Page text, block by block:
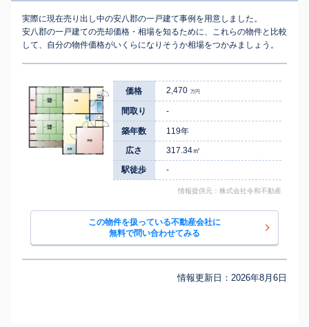
実際に現在売り出し中の安八郡の一戸建て事例を用意しました。
安八郡の一戸建ての売却価格・相場を知るために、これらの物件と比較
して、自分の物件価格がいくらになりそうか相場をつかみましょう。
価格 2,470 万円
間取り -
築年数
119年
広さ
317.34㎡
駅徒歩
-
情報提供元：株式会社令和不動産
この物件を扱っている不動産会社に
無料で問い合わせてみる
情報更新日： 2026年8月6日